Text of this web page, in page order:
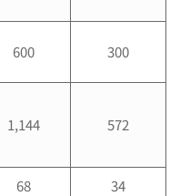
600 300
1,144 572
68
34